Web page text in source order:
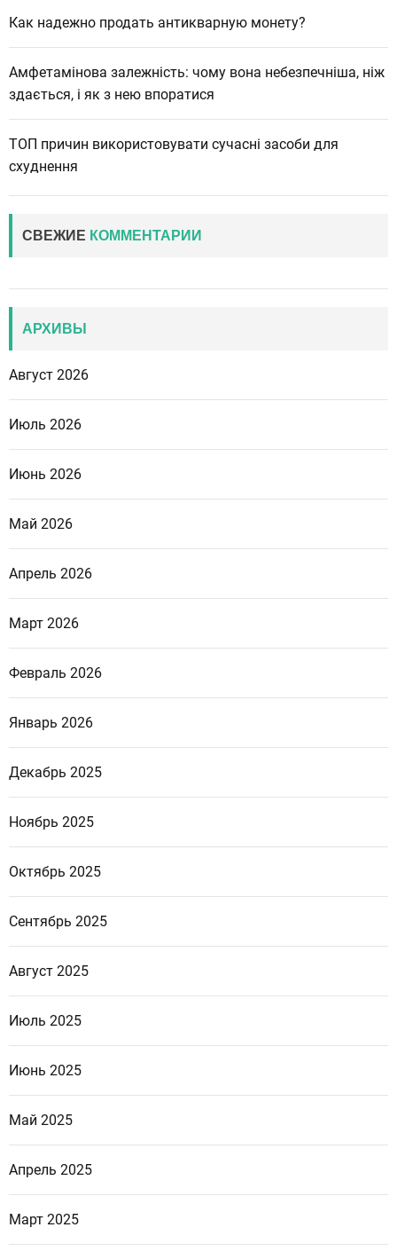
Как надежно продать антикварную монету?
Амфетамінова залежність: чому вона небезпечніша, ніж
здається, і як з нею впоратися
ТОП причин використовувати сучасні засоби для
схуднення
СВЕЖИЕ КОММЕНТАРИИ
АРХИВЫ
Август 2026
Июль 2026
Июнь 2026
Май 2026
Апрель 2026
Март 2026
Февраль 2026
Январь 2026
Декабрь 2025
Ноябрь 2025
Октябрь 2025
Сентябрь 2025
Август 2025
Июль 2025
Июнь 2025
Май 2025
Апрель 2025
Март 2025